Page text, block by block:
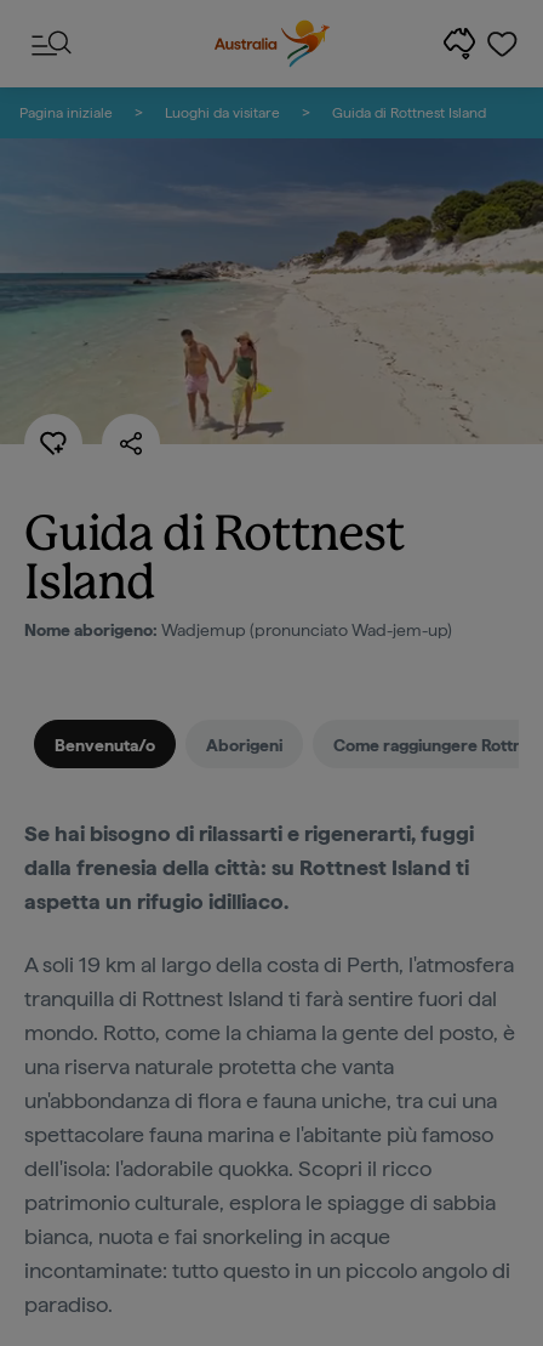
Pagina iniziale Luoghi da visitare Guida di Rottnest Island
Guida di Rottnest
Island
Nome aborigeno: Wadjemup (pronunciato Wad-jem-up)
Benvenuta/o Aborigeni Come raggiungere
Se hai bisogno di rilassarti e rigenerarti, fuggi
dalla frenesia della città: su Rottnest Island ti
aspetta un rifugio idilliaco.
A soli 19 km al largo della costa di Perth, l'atmosfera
tranquilla di Rottnest Island ti farà sentire fuori dal
mondo. Rotto, come la chiama la gente del posto, è
una riserva naturale protetta che vanta
un'abbondanza di flora e fauna uniche, tra cui una
spettacolare fauna marina e l'abitante più famoso
dell'isola: l'adorabile quokka. Scopri il ricco
patrimonio culturale, esplora le spiagge di sabbia
bianca, nuota e fai snorkeling in acque
incontaminate: tutto questo in un piccolo angolo di
paradiso.